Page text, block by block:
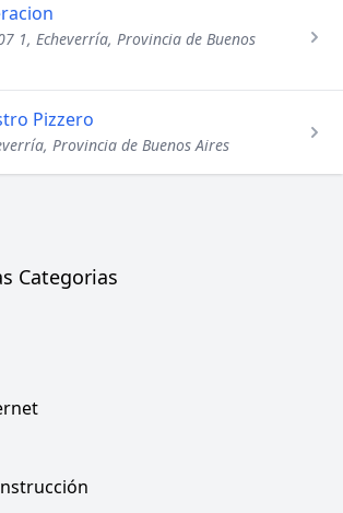
1, Echeverría, Provincia de Buenos
Pizzero
Provincia de Buenos Aires
Categorias